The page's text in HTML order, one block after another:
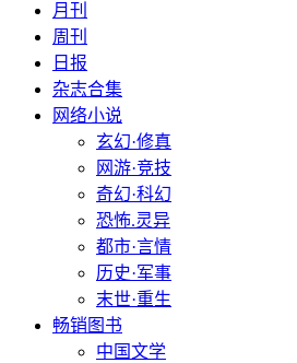
月刊
周刊
日报
杂志合集
网络小说
玄幻·修真
网游·竞技
奇幻·科幻
恐怖.灵异
都市·言情
历史·军事
末世·重生
畅销图书
中国文学